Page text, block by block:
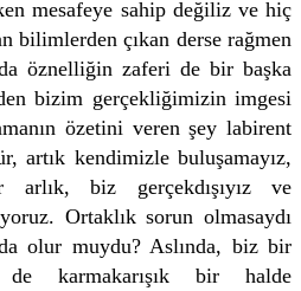
mesafeye sahip değiliz ve hiç
bilimlerden çıkan derse rağmen
öznelliğin zaferi de bir başka
bizim gerçekliğimizin imgesi
özetini veren şey labirent
artık kendimizle buluşamayız,
arlık, biz gerçekdışıyız ve
Ortaklık sorun olmasaydı
olur muydu? Aslında, biz bir
de karmakarışık bir halde